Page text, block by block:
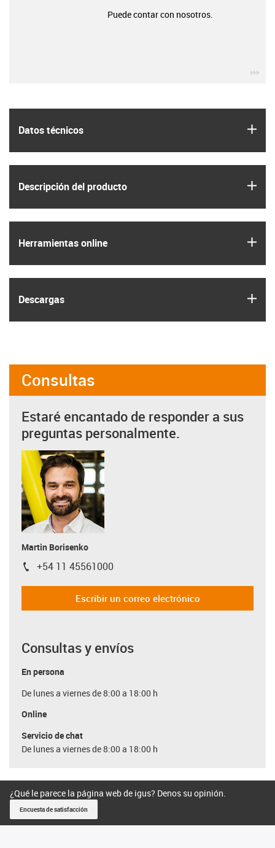
Datos técnicos
Descripción del producto
Herramientas online
Descargas
Puede contar con nosotros.
Consultas
Estaré encantado de responder a sus
preguntas personalmente.
Martin Borisenko
igus-icon-phone
+54 11 45561000
Escribir un correo electrónico
Consultas y envíos
En persona
De lunes a viernes de 8:00 a 18:00 h
Online
Servicio de chat
De lunes a viernes de 8:00 a 18:00 h
¿Qué le parece la página web de igus? Denos su opinión.
Encuesta de satisfacción